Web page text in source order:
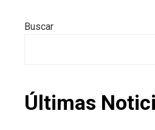
Buscar
Últimas